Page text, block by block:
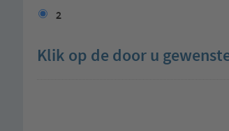
2
Klik op de door u